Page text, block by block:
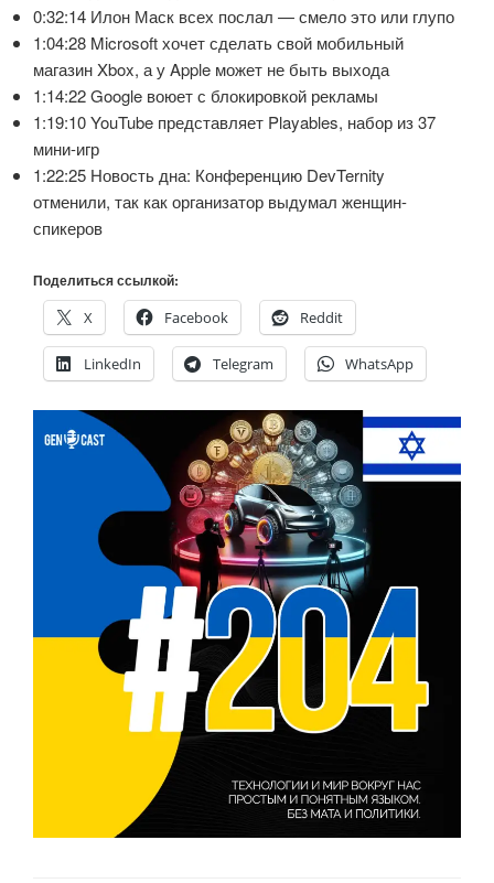
0:32:14 Илон Маск всех послал — смело это или глупо
1:04:28 Microsoft хочет сделать свой мобильный
магазин Xbox, а у Apple может не быть выхода
1:14:22 Google воюет с блокировкой рекламы
1:19:10 YouTube представляет Playables, набор из 37
мини-игр
1:22:25 Новость дна: Конференцию DevTernity
отменили, так как организатор выдумал женщин-
спикеров
Поделиться ссылкой:
X
Facebook Reddit
LinkedIn Telegram WhatsApp